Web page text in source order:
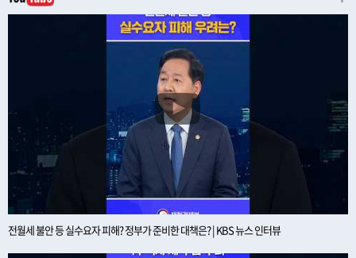
전월세 불안 등 실수요자 피해? 정부가 준비한 대책은? | KBS 뉴스 인터뷰